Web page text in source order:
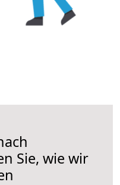
Sie, wie wir